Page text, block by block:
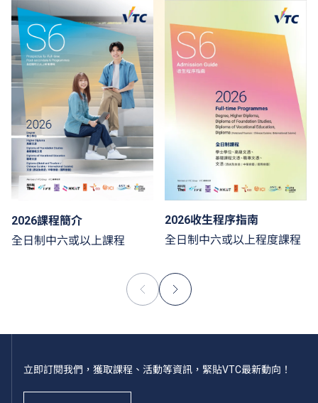
2026課程簡介
全日制中六或以上課程
2026收生程序指南
全日制中六或以上程度課程
立即訂閱我們，獲取課程、活動等資訊，緊貼VTC最新動向！